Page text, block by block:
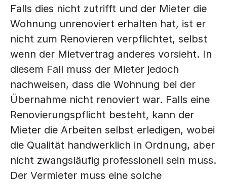
Falls dies nicht zutrifft und der Mieter die
Wohnung unrenoviert erhalten hat, ist er
nicht zum Renovieren verpflichtet, selbst
wenn der Mietvertrag anderes vorsieht. In
diesem Fall muss der Mieter jedoch
nachweisen, dass die Wohnung bei der
Übernahme nicht renoviert war. Falls eine
Renovierungspflicht besteht, kann der
Mieter die Arbeiten selbst erledigen, wobei
die Qualität handwerklich in Ordnung, aber
nicht zwangsläufig professionell sein muss.
Der Vermieter muss eine solche